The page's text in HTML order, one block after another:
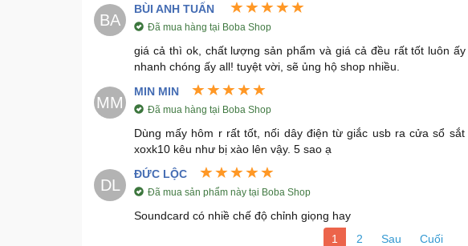
BA
BÙI ANH TUẤN
Đã mua hàng tại Boba Shop
giá cả thì ok, chất lượng sản phẩm và giá cả đều rất tốt luôn
nhanh chóng ấy all! tuyệt vời, sẽ ủng hộ shop nhiều.
MM
MIN MIN
Đã mua hàng tại Boba Shop
Dùng mấy hôm r rất tốt, nối dây điện từ giắc usb ra cửa sổ
xoxk10 kêu như bị xào lên vậy. 5 sao ạ
DL
ĐỨC LỘC
Đã mua sản phẩm này tại Boba Shop
Soundcard có nhiề chế độ chỉnh giọng hay
1
2 Sau Cuối